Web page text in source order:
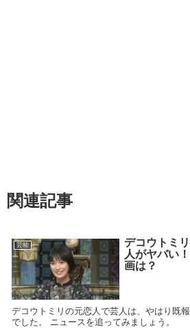
関連記事
芸能
デコウトミ
人がヤバい
画は？
デコウトミリの元恋人で芸人は、やはり既
でした。 ニュースを追ってみましょう。